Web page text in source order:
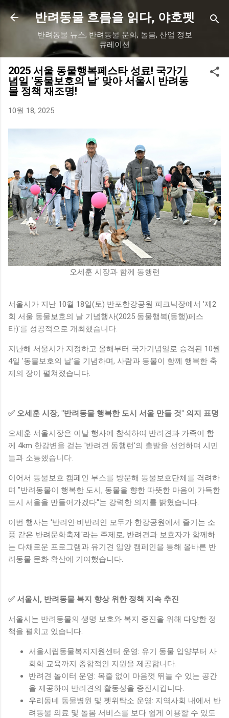
기본 콘텐츠로 건너뛰기
반려동물 흐름을 읽다, 야호펫
반려동물 뉴스, 반려동물 문화, 돌봄, 산업 정보
큐레이션
2025 서울 동물행복페스타 성료! 국가기
념일 '동물보호의 날' 맞아 서울시 반려동
물 정책 재조명!
10월 18, 2025
오세훈 시장과 함께 동행런
서울시가 지난 10월 18일(토) 반포한강공원 피크닉장에서 '제2
회 서울 동물보호의 날 기념행사(2025 동물행복(동행)페스
타)'를 성공적으로 개최했습니다.
지난해 서울시가 지정하고 올해부터 국가기념일로 승격된 10월
4일 '동물보호의 날'을 기념하며, 사람과 동물이 함께 행복한 축
제의 장이 펼쳐졌습니다.
✅ 오세훈 시장, "반려동물 행복한 도시 서울 만들 것" 의지 표명
오세훈 서울시장은 이날 행사에 참석하여 반려견과 가족이 함
께 4km 한강변을 걷는 '반려견 동행런'의 출발을 선언하며 시민
들과 소통했습니다.
이어서 동물보호 캠페인 부스를 방문해 동물보호단체를 격려하
며 "반려동물이 행복한 도시, 동물을 향한 따뜻한 마음이 가득한
도시 서울을 만들어가겠다"는 강력한 의지를 밝혔습니다.
이번 행사는 '반려인·비반려인 모두가 한강공원에서 즐기는 소
풍 같은 반려문화축제'라는 주제로, 반려견과 보호자가 함께하
는 다채로운 프로그램과 유기견 입양 캠페인을 통해 올바른 반
려동물 문화 확산에 기여했습니다.
✅ 서울시, 반려동물 복지 향상 위한 정책 지속 추진
서울시는 반려동물의 생명 보호와 복지 증진을 위해 다양한 정
책을 펼치고 있습니다.
서울시립동물복지지원센터 운영: 유기 동물 입양부터 사
회화 교육까지 종합적인 지원을 제공합니다.
반려견 놀이터 운영: 목줄 없이 마음껏 뛰놀 수 있는 공간
을 제공하여 반려견의 활동성을 증진시킵니다.
우리동네 동물병원 및 펫위탁소 운영: 지역사회 내에서 반
려동물 의료 및 돌봄 서비스를 보다 쉽게 이용할 수 있도